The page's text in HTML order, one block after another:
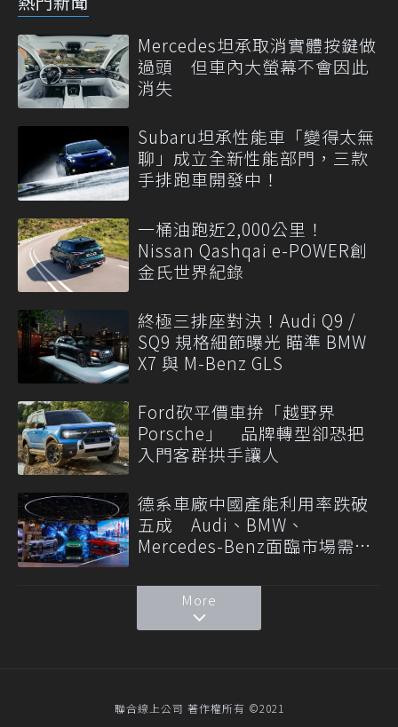
Mercedes坦承取消實體按鍵做
過頭 但車內大螢幕不會因此
消失
Subaru坦承性能車「變得太無
聊」成立全新性能部門，三款
手排跑車開發中！
一桶油跑近2,000公里！
Nissan Qashqai e-POWER創
金氏世界紀錄
終極三排座對決！Audi Q9 /
SQ9 規格細節曝光 瞄準 BMW
X7 與 M-Benz GLS
Ford砍平價車拚「越野界
Porsche」 品牌轉型卻恐把
入門客群拱手讓人
德系車廠中國產能利用率跌破
五成 Audi、BMW、
Mercedes-Benz面臨市場需求
More
聯合線上公司 著作權所有 ©2021